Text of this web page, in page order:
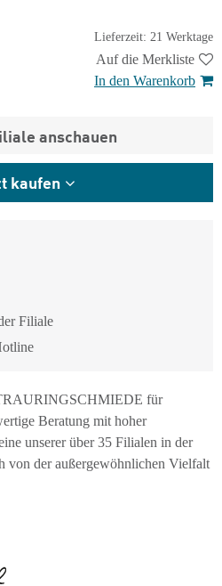
Lieferzeit: 21 Werktage
Auf die Merkliste
In den Warenkorb
anschauen
kaufen
Filiale
für
Beratung mit hoher
unserer über 35 Filialen in der
von der außergewöhnlichen Vielfalt